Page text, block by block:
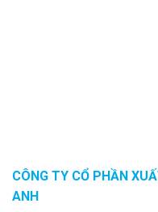
CÔNG TY CỔ PHẦN
ANH